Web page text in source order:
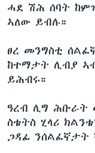
ሓደ ሽሕ ሰባት
ኣለው ይብሉ።
ፀረ መንግስቲ
ከተማታት ሊብያ
ይሕብሩ።
ዓረብ ሊግ ሕቡራት
ስቴትስ ሂላሪ
ጋዳፊ ንሰልፈኛታት